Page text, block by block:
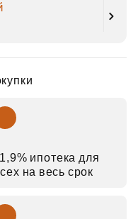
ипотека для
на весь срок